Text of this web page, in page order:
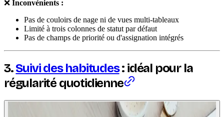
❌ Inconvénients :
Pas de couloirs de nage ni de vues multi-tableaux
Limité à trois colonnes de statut par défaut
Pas de champs de priorité ou d'assignation intégrés
3.Suivi des habitudes: idéal pour la
régularité quotidienne